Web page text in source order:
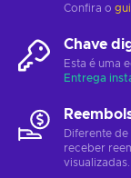
Confira o
Chave
Esta é uma
Entrega
Diferente
receber
visualizadas.